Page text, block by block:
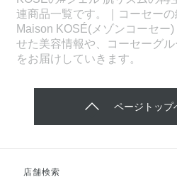
連商品一覧です。｜コーセー
Maison KOSÉ(メゾンコーセー
せた美容情報や、コーセーグ
をお届けしていきます。
ページトップ
店舗検索